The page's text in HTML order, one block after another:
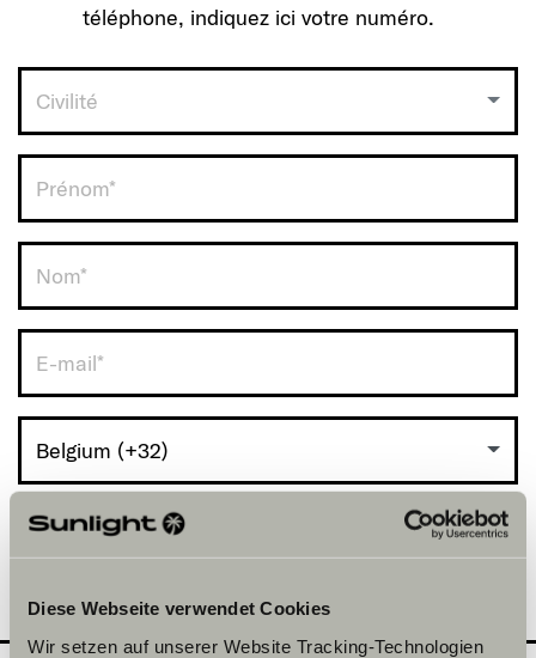
Diese Webseite verwendet Cookies
Wir setzen auf unserer Website Tracking-Technologien
1. Entre la date
2. Sélectionnez le point de vente
3.Notre concessionnaire le plus proche va prendre
téléphone, indiquez ici votre numéro.
Civilité
Belgium (+32)